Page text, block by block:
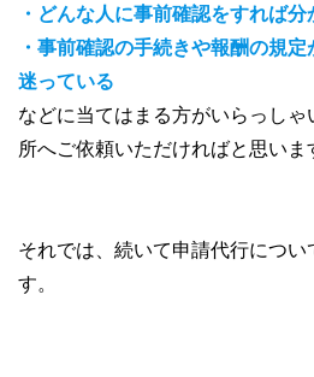
・どんな人に事前確認をすれば
・事前確認の手続きや報酬の規
迷っている
などに当てはまる方がいらっし
所へご依頼いただければと思いま
それでは、続いて申請代行につい
す。